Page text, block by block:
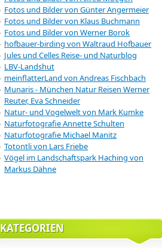
Fotos und Bilder von Günter Angermeier
Fotos und Bilder von Klaus Buchmann
Fotos und Bilder von Werner Borok
hofbauer-birding von Waltraud Hofbauer
Jules und Celles Reise- und Naturblog
LBV-Landshut
meinflatterLand von Andreas Fischbach
Munaris - München Natur Reisen Werner
Reuter, Eva Schneider
Natur- und Vogelwelt von Mark Kumke
Naturfotografie Annette Schulten
Naturfotografie Michael Manitz
Totontli von Lars Friebe
Vögel im Landschaftspark Haching von
Markus Dähne
KATEGORIEN